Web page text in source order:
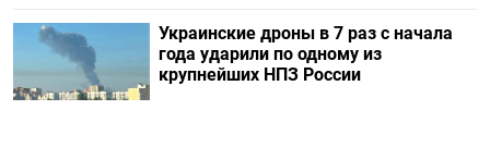
Украинские дроны в 7 раз с начала
года ударили по одному из
крупнейших НПЗ России